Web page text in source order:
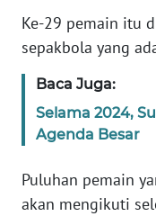
Ke-29 pemain itu
sepakbola yang
Baca Juga:
Selama 2024,
Agenda Besar
Puluhan pemain
akan mengikuti
KARIR
DISCLAIMER
Wahana
News